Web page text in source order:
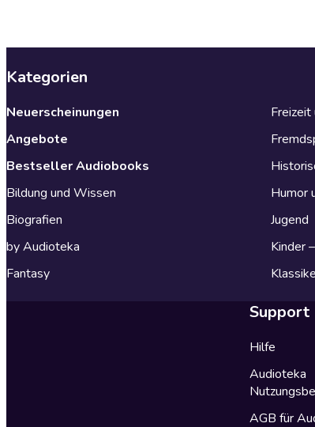
Kategorien
Neuerscheinungen
Angebote
Bestseller Audiobooks
Bildung und Wissen
Biografien
by Audioteka
Fantasy
Freizeit
Humor
Jugend
Kinder
Support
Hilfe
Audioteka
AGB für